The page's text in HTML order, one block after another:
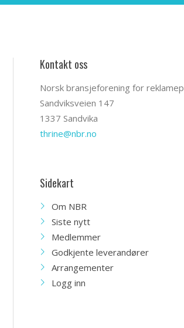
Kontakt oss
Norsk bransjeforening for
Sandviksveien 147
1337 Sandvika
thrine@nbr.no
Sidekart
Om NBR
Siste nytt
Medlemmer
Godkjente leverandører
Arrangementer
Logg inn